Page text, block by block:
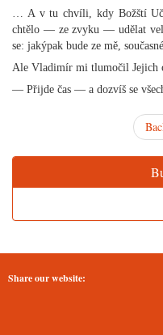
… A v tu chvíli, kdy Božští
chtělo — ze zvyku — udělat
se: jakýpak bude ze mě,
Ale Vladimír mi tlumočil Jejich
— Přijde čas — a dozvíš se
Share our website: